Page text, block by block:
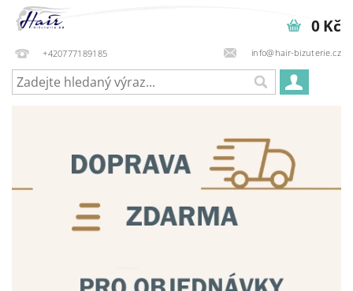
+420777189185 info@hair-bizuterie.cz
0 Kč